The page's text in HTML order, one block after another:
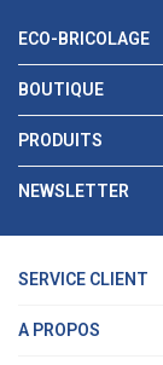
ECO-BRICOLAGE
BOUTIQUE
PRODUITS
NEWSLETTER
SERVICE CLIENT
A PROPOS